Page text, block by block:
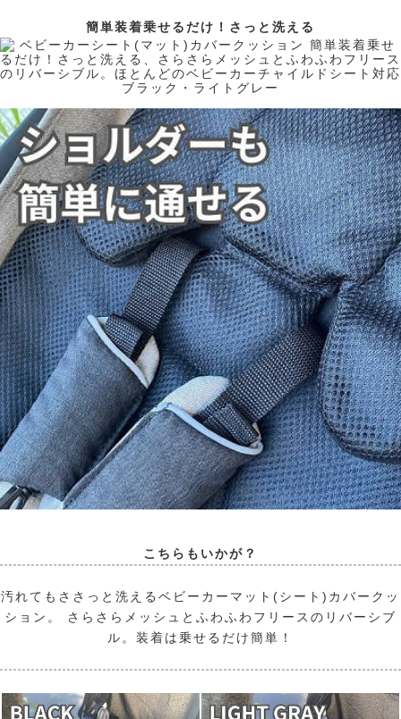
簡単装着乗せるだけ！さっと洗える
こちらもいかが？
汚れてもささっと洗えるベビーカーマット(シート)カバークッ
ション。 さらさらメッシュとふわふわフリースのリバーシブ
ル。装着は乗せるだけ簡単！